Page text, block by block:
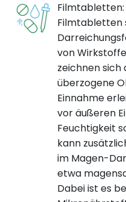
Filmtabletten
von
zeichnen
überzogene
Einnahme
vor äußeren
Feuchtigkeit
kann
im Magen-
etwa
Dabei ist es